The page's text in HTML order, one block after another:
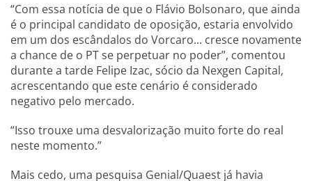
“Com essa notícia de que o Flávio Bolsonaro, que ainda
é o principal candidato de oposição, estaria envolvido
em um dos escândalos do Vorcaro... cresce novamente
a chance de o PT se perpetuar no poder”, comentou
durante a tarde Felipe Izac, sócio da Nexgen Capital,
acrescentando que este cenário é considerado
negativo pelo mercado.
“Isso trouxe uma desvalorização muito forte do real
neste momento.”
Mais cedo, uma pesquisa Genial/Quaest já havia